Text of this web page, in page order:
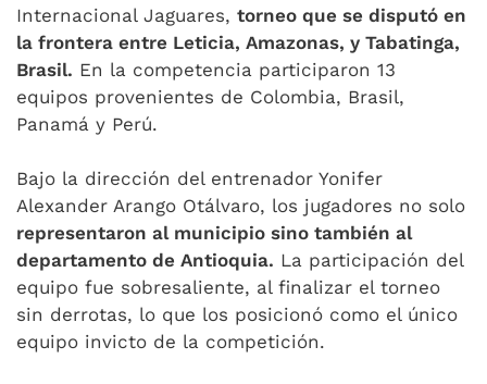
Internacional Jaguares, torneo que se disputó en
la frontera entre Leticia, Amazonas, y Tabatinga,
Brasil. En la competencia participaron 13
equipos provenientes de Colombia, Brasil,
Panamá y Perú.
Bajo la dirección del entrenador Yonifer
Alexander Arango Otálvaro, los jugadores no solo
representaron al municipio sino también al
departamento de Antioquia. La participación del
equipo fue sobresaliente, al finalizar el torneo
sin derrotas, lo que los posicionó como el único
equipo invicto de la competición.